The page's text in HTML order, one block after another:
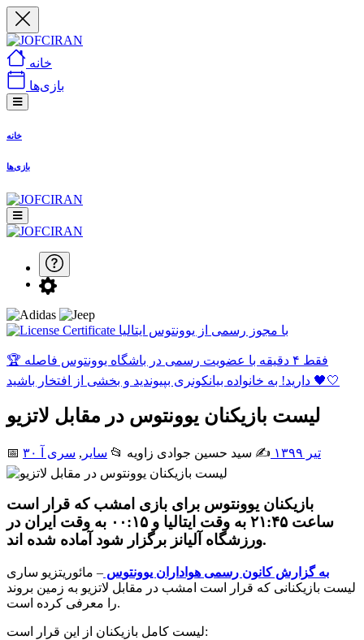
خانه
بازی‌ها
خانه
بازی‌ها
با مجوز رسمی از یوونتوس ایتالیا
🏆 فقط ۴ دقیقه با عضویت رسمی در باشگاه یوونتوس فاصله
دارید! به خانواده بیانکونری بپیوندید و بخشی از افتخار باشید 🖤🤍
لیست بازیکنان یوونتوس در مقابل لاتزیو
📅 ۳۰ تیر ۱۳۹۹ ✍️ سید حسین جوادی زاويه 📂 سایر , سری آ
بازیکنان یوونتوس برای بازی امشب که قرار است
ساعت ۲۱:۴۵ به وقت ایتالیا و ۰۰:۱۵ به وقت ایران در
ورزشگاه آلیانز برگزار شود آماده شده اند.
بهگزارش کانون رسمی هواداران یوونتوس – مائوریتزیو ساری
لیست بازیکنانی که قرار است امشب در مقابل لاتزیو به زمین بروند
را معرفی کرده است.
لیست کامل بازیکنان از این قرار است: